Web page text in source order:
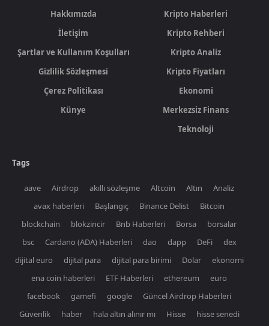
Hakkımızda
İletişim
Şartlar ve Kullanım Koşulları
Gizlilik Sözleşmesi
Çerez Politikası
Künye
Kripto Haberleri
Kripto Rehberi
Kripto Analiz
Kripto Fiyatları
Ekonomi
Merkezsiz Finans
Teknoloji
Tags
aave Airdrop akıllı sözleşme Altcoin Altın
Analiz
avax haberleri
Başlangıç Binance Delist
Bitcoin
blockchain
blokzincir Bnb Haberleri Borsa
borsalar
bsc
Cardano (ADA) Haberleri dao dapp DeFi
dex
dijital euro
dijital para dijital para birimi Dolar
ekonomi
ena coin haberleri
ETF Haberleri ethereum
euro
facebook
gamefi google
Güncel Airdrop Haberleri
Güvenlik
haber hala altın alınır mı Hisse
hisse senedi